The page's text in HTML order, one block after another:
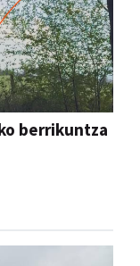
berrikuntza